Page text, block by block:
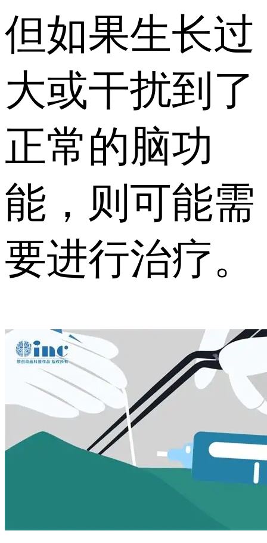
但如果生长过
大或干扰到了
正常的脑功
能，则可能需
要进行治疗。